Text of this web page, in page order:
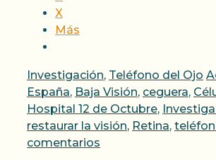
X
Más
Categorías
Investigación, Teléfono del Ojo
España, Baja Visión, ceguera,
Hospital 12 de Octubre,
restaurar la visión, Retina,
comentarios